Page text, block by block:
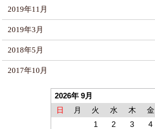
2019年11月
2019年3月
2018年5月
2017年10月
2026年 9月
日
月 火 水 木 金
1
2 3 4